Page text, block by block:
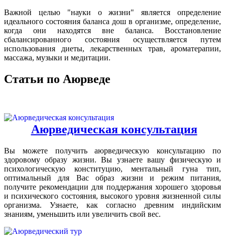
Важной целью "науки о жизни" является определение
идеального состояния баланса дош в организме, определение,
когда они находятся вне баланса. Восстановление
сбалансированного состояния осуществляется путем
использования диеты, лекарственных трав, ароматерапии,
массажа, музыки и медитации.
Статьи по Аюрведе
Аюрведическая консультация
Вы можете получить аюрведическую консультацию по
здоровому образу жизни. Вы узнаете вашу физическую и
психологическую конституцию, ментальный гуна тип,
оптимальный для Вас образ жизни и режим питания,
получите рекомендации для поддержания хорошего здоровья
и психического состояния, высокого уровня жизненной силы
организма. Узнаете, как согласно древним индийским
знаниям, уменьшить или увеличить свой вес.